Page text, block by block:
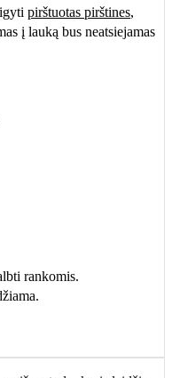
pirštuotas pirštines,
į lauką bus neatsiejamas
rankomis.